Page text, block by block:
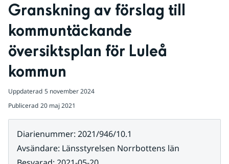
Granskning av förslag till
kommuntäckande
översiktsplan för Luleå
kommun
Uppdaterad 5 november 2024
Publicerad 20 maj 2021
Diarienummer: 2021/946/10.1
Avsändare: Länsstyrelsen Norrbottens län